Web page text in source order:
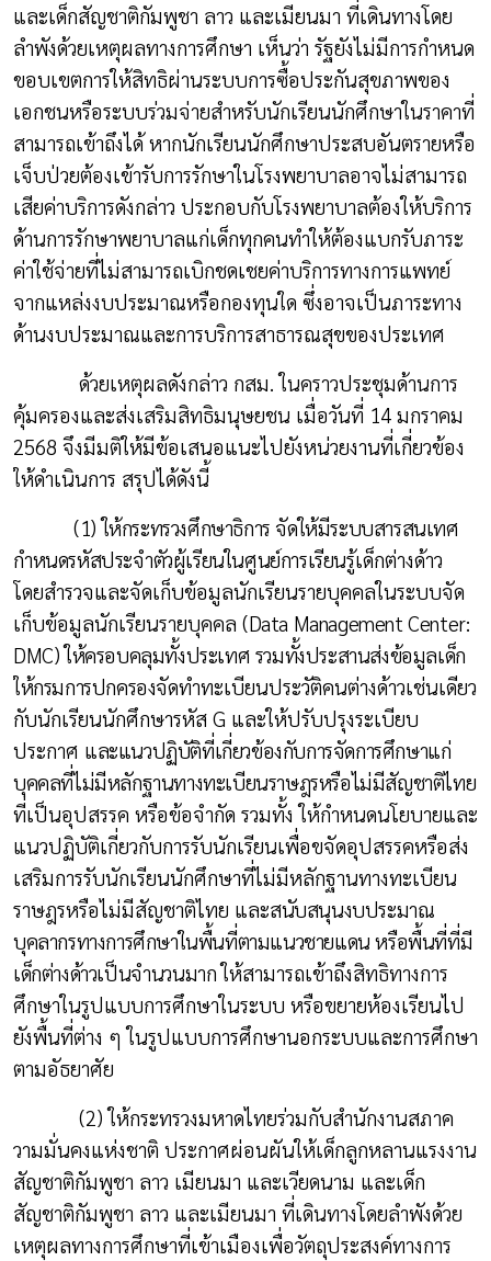
และเด็กสัญชาติกัมพูชา ลาว และเมียนมา ที่เดินทางโดย
ลำพังด้วยเหตุผลทางการศึกษา เห็นว่า รัฐยังไม่มีการกำหนด
ขอบเขตการให้สิทธิผ่านระบบการซื้อประกันสุขภาพของ
เอกชนหรือระบบร่วมจ่ายสำหรับนักเรียนนักศึกษาในราคาที่
สามารถเข้าถึงได้ หากนักเรียนนักศึกษาประสบอันตรายหรือ
เจ็บป่วยต้องเข้ารับการรักษาในโรงพยาบาลอาจไม่สามารถ
เสียค่าบริการดังกล่าว ประกอบกับโรงพยาบาลต้องให้บริการ
ด้านการรักษาพยาบาลแก่เด็กทุกคนทำให้ต้องแบกรับภาระ
ค่าใช้จ่ายที่ไม่สามารถเบิกชดเชยค่าบริการทางการแพทย์
จากแหล่งงบประมาณหรือกองทุนใด ซึ่งอาจเป็นภาระทาง
ด้านงบประมาณและการบริการสาธารณสุขของประเทศ
ด้วยเหตุผลดังกล่าว กสม. ในคราวประชุมด้านการ
คุ้มครองและส่งเสริมสิทธิมนุษยชน เมื่อวันที่ 14 มกราคม
2568 จึงมีมติให้มีข้อเสนอแนะไปยังหน่วยงานที่เกี่ยวข้อง
ให้ดำเนินการ สรุปได้ดังนี้
(1) ให้กระทรวงศึกษาธิการ จัดให้มีระบบสารสนเทศ
กำหนดรหัสประจำตัวผู้เรียนในศูนย์การเรียนรู้เด็กต่างด้าว
โดยสำรวจและจัดเก็บข้อมูลนักเรียนรายบุคคลในระบบจัด
เก็บข้อมูลนักเรียนรายบุคคล (Data Management Center:
DMC)ให้ครอบคลุมทั้งประเทศ รวมทั้งประสานส่งข้อมูลเด็ก
ให้กรมการปกครองจัดทำทะเบียนประวัติคนต่างด้าวเช่นเดียว
กับนักเรียนนักศึกษารหัส G และให้ปรับปรุงระเบียบ
ประกาศ และแนวปฏิบัติที่เกี่ยวข้องกับการจัดการศึกษาแก่
บุคคลที่ไม่มีหลักฐานทางทะเบียนราษฎรหรือไม่มีสัญชาติไทย
ที่เป็นอุปสรรค หรือข้อจำกัด รวมทั้ง ให้กำหนดนโยบายและ
แนวปฏิบัติเกี่ยวกับการรับนักเรียนเพื่อขจัดอุปสรรคหรือส่ง
เสริมการรับนักเรียนนักศึกษาที่ไม่มีหลักฐานทางทะเบียน
ราษฎรหรือไม่มีสัญชาติไทย และสนับสนุนงบประมาณ
บุคลากรทางการศึกษาในพื้นที่ตามแนวชายแดน หรือพื้นที่ที่มี
เด็กต่างด้าวเป็นจำนวนมากให้สามารถเข้าถึงสิทธิทางการ
ศึกษาในรูปแบบการศึกษาในระบบ หรือขยายห้องเรียนไป
ยังพื้นที่ต่าง ๆ ในรูปแบบการศึกษานอกระบบและการศึกษา
ตามอัธยาศัย
(2) ให้กระทรวงมหาดไทยร่วมกับสำนักงานสภาค
วามมั่นคงแห่งชาติ ประกาศผ่อนผันให้เด็กลูกหลานแรงงาน
สัญชาติกัมพูชา ลาว เมียนมา และเวียดนาม และเด็ก
สัญชาติกัมพูชา ลาว และเมียนมา ที่เดินทางโดยลำพังด้วย
เหตุผลทางการศึกษาที่เข้าเมืองเพื่อวัตถุประสงค์ทางการ